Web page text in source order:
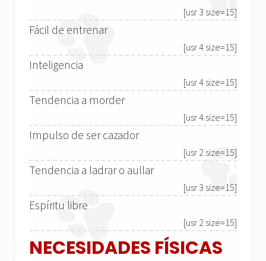
[usr 3 size=15]
Fácil de entrenar
[usr 4 size=15]
Inteligencia
[usr 4 size=15]
Tendencia a morder
[usr 4 size=15]
Impulso de ser cazador
[usr 2 size=15]
Tendencia a ladrar o aullar
[usr 3 size=15]
Espíritu libre
[usr 2 size=15]
NECESIDADES FÍSICAS